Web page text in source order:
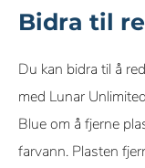
Bidra til
Du kan bidra til å
med Lunar
Blue om å fjerne
farvann. Plasten